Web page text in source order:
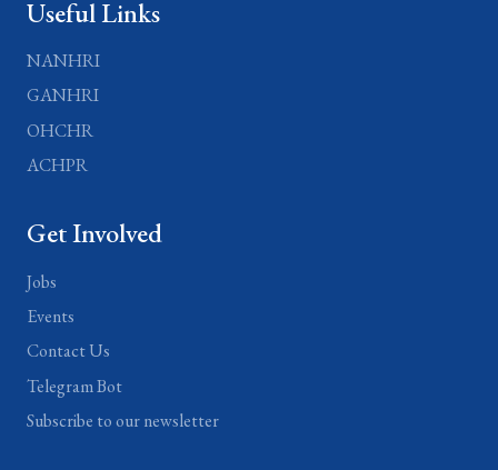
Useful Links
NANHRI
GANHRI
OHCHR
ACHPR
Get Involved
Jobs
Events
Contact Us
Telegram Bot
Subscribe to our newsletter